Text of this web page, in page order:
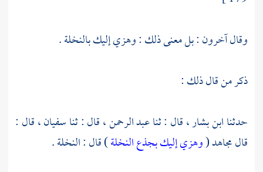
وقال آخرون : بل معنى ذلك : وهزي إليك بالنخلة .
ذكر من قال ذلك :
حدثناابن بشار ،قال : ثناعبد الرحمن ،قال : ثناسفيان ،قال :
قالمجاهد(وهزي إليك بجذع النخلة) قال : النخلة .